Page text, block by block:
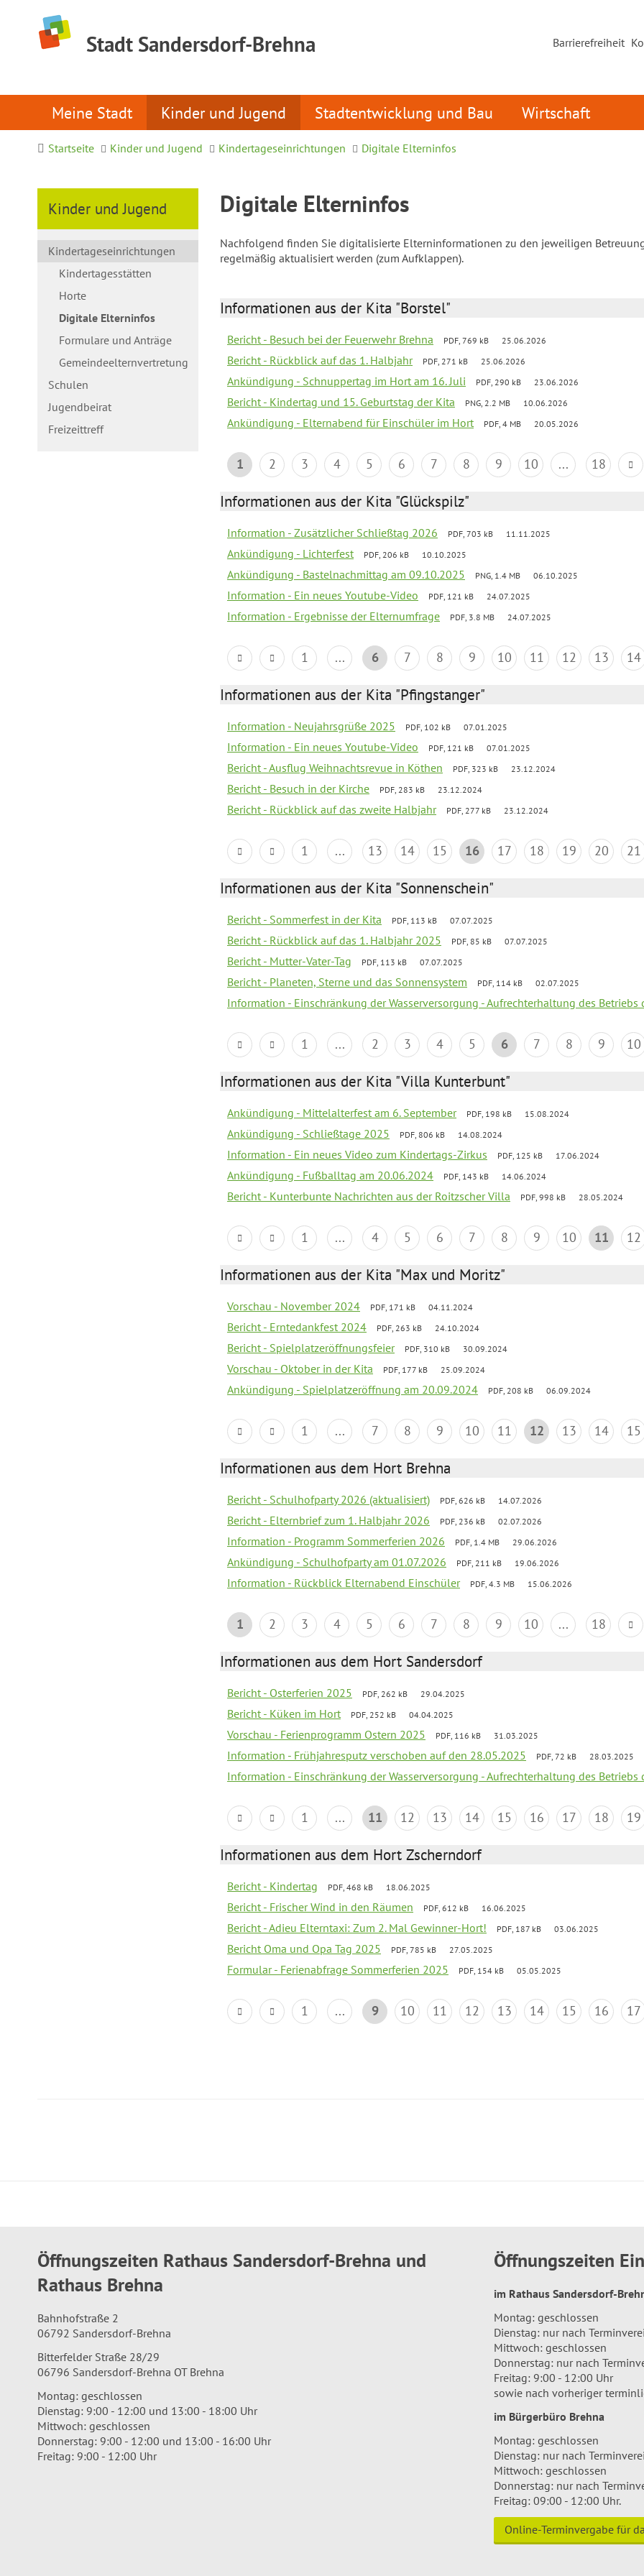
Stadt Sandersdorf-Brehna Barrierefreiheit
Meine Stadt Kinder und Jugend Stadtentwicklung und Bau Wirtschaft
Startseite Kinder und Jugend Kindertageseinrichtungen Digitale Elterninfos
Kinder und Jugend
Kindertageseinrichtungen
Kindertagesstätten
Horte
Digitale Elterninfos
Formulare und Anträge
Gemeindeelternvertretung
Schulen
Jugendbeirat
Freizeittreff
Digitale Elterninfos
Nachfolgend finden Sie digitalisierte Elterninformationen zu den jeweiligen
regelmäßig aktualisiert werden (zum Aufklappen).
Informationen aus der Kita "Borstel"
Bericht - Besuch bei der Feuerwehr Brehna PDF, 769 kB 25.06.2026
Bericht - Rückblick auf das 1. Halbjahr PDF, 271 kB 25.06.2026
Ankündigung - Schnuppertag im Hort am 16. Juli PDF, 290 kB 23.06.2026
Bericht - Kindertag und 15. Geburtstag der Kita PNG, 2.2 MB 10.06.2026
Ankündigung - Elternabend für Einschüler im Hort PDF, 4 MB 20.05.2026
1 2 3 4 5 6 7 8 9 10 ... 18
Informationen aus der Kita "Glückspilz"
Information - Zusätzlicher Schließtag 2026 PDF, 703 kB 11.11.2025
Ankündigung - Lichterfest PDF, 206 kB 10.10.2025
Ankündigung - Bastelnachmittag am 09.10.2025 PNG, 1.4 MB 06.10.2025
Information - Ein neues Youtube-Video PDF, 121 kB 24.07.2025
Information - Ergebnisse der Elternumfrage PDF, 3.8 MB 24.07.2025
1 ... 6 7 8 9 10 11 12 13 14
Informationen aus der Kita "Pfingstanger"
Information - Neujahrsgrüße 2025 PDF, 102 kB 07.01.2025
Information - Ein neues Youtube-Video PDF, 121 kB 07.01.2025
Bericht - Ausflug Weihnachtsrevue in Köthen PDF, 323 kB 23.12.2024
Bericht - Besuch in der Kirche PDF, 283 kB 23.12.2024
Bericht - Rückblick auf das zweite Halbjahr PDF, 277 kB 23.12.2024
1 ... 13 14 15 16 17 18 19 20 21
Informationen aus der Kita "Sonnenschein"
Bericht - Sommerfest in der Kita PDF, 113 kB 07.07.2025
Bericht - Rückblick auf das 1. Halbjahr 2025 PDF, 85 kB 07.07.2025
Bericht - Mutter-Vater-Tag PDF, 113 kB 07.07.2025
Bericht - Planeten, Sterne und das Sonnensystem PDF, 114 kB 02.07.2025
Information - Einschränkung der Wasserversorgung - Aufrechterhaltung des Betriebs
1 ... 2 3 4 5 6 7 8 9 10
Informationen aus der Kita "Villa Kunterbunt"
Ankündigung - Mittelalterfest am 6. September PDF, 198 kB 15.08.2024
Ankündigung - Schließtage 2025 PDF, 806 kB 14.08.2024
Information - Ein neues Video zum Kindertags-Zirkus PDF, 125 kB 17.06.2024
Ankündigung - Fußballtag am 20.06.2024 PDF, 143 kB 14.06.2024
Bericht - Kunterbunte Nachrichten aus der Roitzscher Villa PDF, 998 kB 28.05.2024
1 ... 4 5 6 7 8 9 10 11 12
Informationen aus der Kita "Max und Moritz"
Vorschau - November 2024 PDF, 171 kB 04.11.2024
Bericht - Erntedankfest 2024 PDF, 263 kB 24.10.2024
Bericht - Spielplatzeröffnungsfeier PDF, 310 kB 30.09.2024
Vorschau - Oktober in der Kita PDF, 177 kB 25.09.2024
Ankündigung - Spielplatzeröffnung am 20.09.2024 PDF, 208 kB 06.09.2024
1 ... 7 8 9 10 11 12 13 14 15
Informationen aus dem Hort Brehna
Bericht - Schulhofparty 2026 (aktualisiert) PDF, 626 kB 14.07.2026
Bericht - Elternbrief zum 1. Halbjahr 2026 PDF, 236 kB 02.07.2026
Information - Programm Sommerferien 2026 PDF, 1.4 MB 29.06.2026
Ankündigung - Schulhofparty am 01.07.2026 PDF, 211 kB 19.06.2026
Information - Rückblick Elternabend Einschüler PDF, 4.3 MB 15.06.2026
1 2 3 4 5 6 7 8 9 10 ... 18
Informationen aus dem Hort Sandersdorf
Bericht - Osterferien 2025 PDF, 262 kB 29.04.2025
Bericht - Küken im Hort PDF, 252 kB 04.04.2025
Vorschau - Ferienprogramm Ostern 2025 PDF, 116 kB 31.03.2025
Information - Frühjahresputz verschoben auf den 28.05.2025 PDF, 72 kB 28.03.2025
Information - Einschränkung der Wasserversorgung - Aufrechterhaltung des Betriebs
1 ... 11 12 13 14 15 16 17 18 19
Informationen aus dem Hort Zscherndorf
Bericht - Kindertag PDF, 468 kB 18.06.2025
Bericht - Frischer Wind in den Räumen PDF, 612 kB 16.06.2025
Bericht - Adieu Elterntaxi: Zum 2. Mal Gewinner-Hort! PDF, 187 kB 03.06.2025
Bericht Oma und Opa Tag 2025 PDF, 785 kB 27.05.2025
Formular - Ferienabfrage Sommerferien 2025 PDF, 154 kB 05.05.2025
1 ... 9 10 11 12 13 14 15 16 17
Öffnungszeiten Rathaus Sandersdorf-Brehna und
Rathaus Brehna
Bahnhofstraße 2
06792 Sandersdorf-Brehna
Bitterfelder Straße 28/29
06796 Sandersdorf-Brehna OT Brehna
Montag: geschlossen
Dienstag: 9:00 - 12:00 und 13:00 - 18:00 Uhr
Mittwoch: geschlossen
Donnerstag: 9:00 - 12:00 und 13:00 - 16:00 Uhr
Freitag: 9:00 - 12:00 Uhr
Öffnungszeiten
im Rathaus Sandersdorf-
Montag: geschlossen
Dienstag: nur nach
Mittwoch: geschlossen
Donnerstag: nur nach
Freitag: 9:00 - 12:00 Uhr
sowie nach vorheriger
im Bürgerbüro Brehna
Montag: geschlossen
Dienstag: nur nach
Mittwoch: geschlossen
Donnerstag: nur nach
Freitag: 09:00 - 12:00 Uhr.
Online-Terminvergabe für